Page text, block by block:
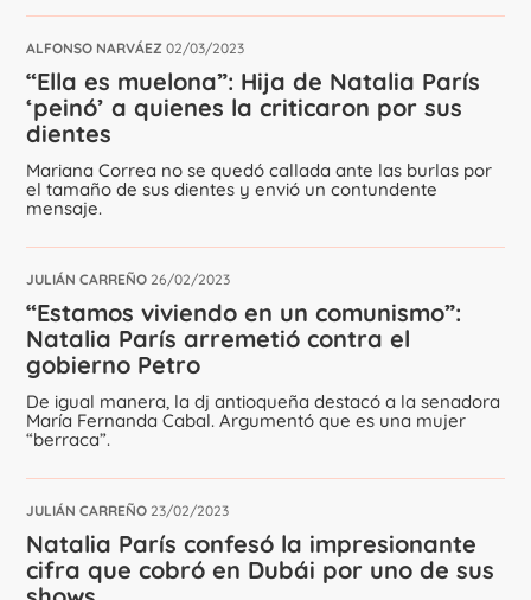
ALFONSO NARVÁEZ 02/03/2023
“Ella es muelona”: Hija de Natalia París
‘peinó’ a quienes la criticaron por sus
dientes
Mariana Correa no se quedó callada ante las burlas por
el tamaño de sus dientes y envió un contundente
mensaje.
JULIÁN CARREÑO 26/02/2023
“Estamos viviendo en un comunismo”:
Natalia París arremetió contra el
gobierno Petro
De igual manera, la dj antioqueña destacó a la senadora
María Fernanda Cabal. Argumentó que es una mujer
“berraca”.
JULIÁN CARREÑO 23/02/2023
Natalia París confesó la impresionante
cifra que cobró en Dubái por uno de sus